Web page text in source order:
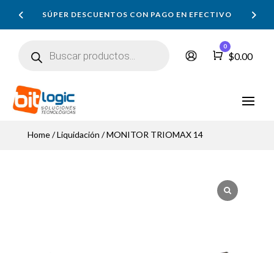
SÚPER DESCUENTOS CON PAGO EN EFECTIVO
productos
Carro
0
$0.00
Home/Liquidación / MONITOR TRIOMAX 14